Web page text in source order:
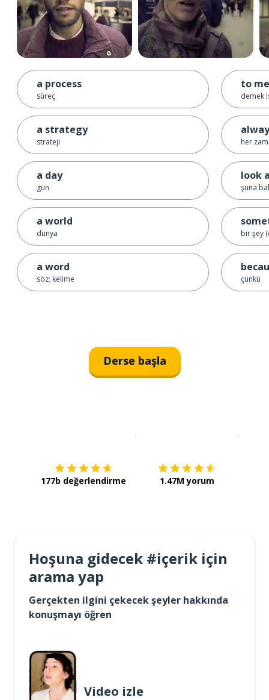
a process
süreç
a strategy
strateji
a day
gün
a world
dünya
a word
söz; kelime
to
demek
her
look
şuna
bir şey
çünkü
Derse başla
177b değerlendirme 1.47M yorum
Hoşuna gidecek #içerik için
arama yap
Gerçekten ilgini çekecek şeyler hakkında
konuşmayı öğren
Video izle